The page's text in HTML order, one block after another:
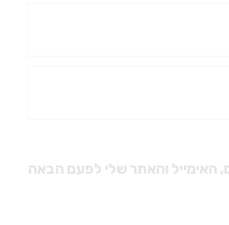
האימייל והאתר שלי לפעם הבאה